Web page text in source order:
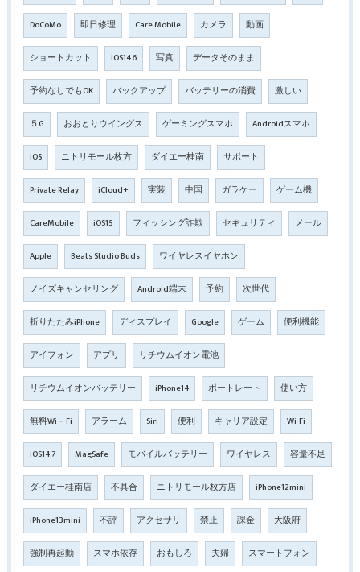
DoCoMo 即日修理 Care Mobile カメラ 動画
ショートカット iOS14.6 写真 データそのまま
予約なしでもOK バックアップ バッテリーの消費 激しい
５G おおとりウイングス ゲーミングスマホ Androidスマホ
iOS ニトリモール枚方 ダイエー桂南 サポート
Private Relay iCloud+ 実装 中国 ガラケー ゲーム機
CareMobile iOS15 フィッシング詐欺 セキュリティ メール
Apple Beats Studio Buds ワイヤレスイヤホン
ノイズキャンセリング Android端末 予約 次世代
折りたたみiPhone ディスプレイ Google ゲーム 便利機能
アイフォン アプリ リチウムイオン電池
リチウムイオンバッテリー iPhone14 ポートレート 使い方
無料Wi－Fi アラーム Siri 便利 キャリア設定 Wi-Fi
iOS14.7 MagSafe モバイルバッテリー ワイヤレス 容量不足
ダイエー桂南店 不具合 ニトリモール枚方店 iPhone12mini
iPhone13mini 不評 アクセサリ 禁止 課金 大阪府
強制再起動 スマホ依存 おもしろ 夫婦 スマートフォン